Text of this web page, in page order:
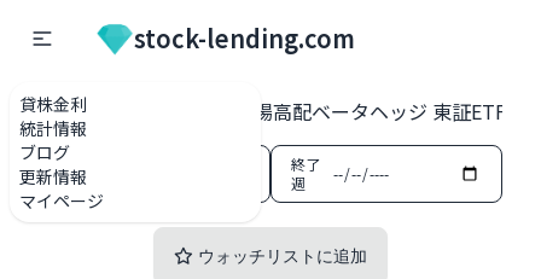
貸株金利
統計情報
ブログ
更新情報
マイページ
stock-lending.com
貸株金利一覧 1490 上場高配ベータヘッジ 東証ETF・
開始
週
終了
週
ウォッチリストに追加